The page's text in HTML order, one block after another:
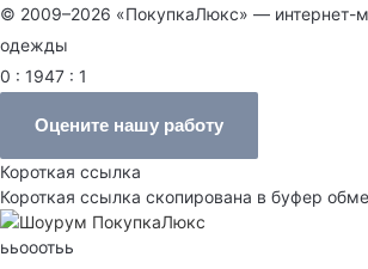
© 2009–2026 «ПокупкаЛюкс» — интернет-
одежды
0 : 1947 : 1
Оцените нашу работу
Короткая ссылка
Короткая ссылка скопирована в буфер
ььооотьь